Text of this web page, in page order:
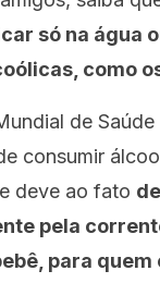
só na água
como
de
consumir
deve ao fato
pela
para